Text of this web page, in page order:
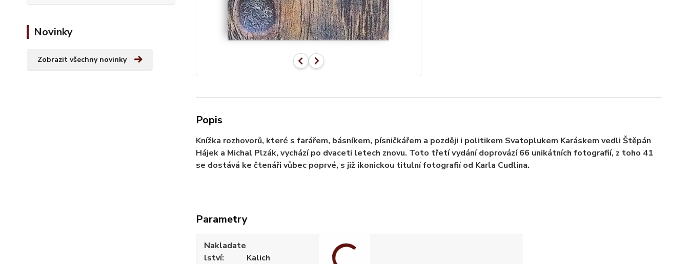
Novinky
Zobrazit všechny novinky
Popis
Knížka rozhovorů, které s farářem, básníkem, písničkářem a později i politikem Svatoplukem Karáskem vedli Štěpán
Hájek a Michal Plzák, vychází po dvaceti letech znovu. Toto třetí vydání doprovází 66 unikátních fotografií, z toho 41
se dostává ke čtenáři vůbec poprvé, s již ikonickou titulní fotografií od Karla Cudlína.
Parametry
Nakladate
lství
Kalich